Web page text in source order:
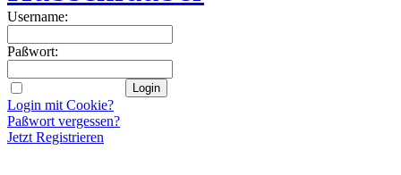
Username:
Paßwort:
Login mit Cookie?
Paßwort vergessen?
Jetzt Registrieren